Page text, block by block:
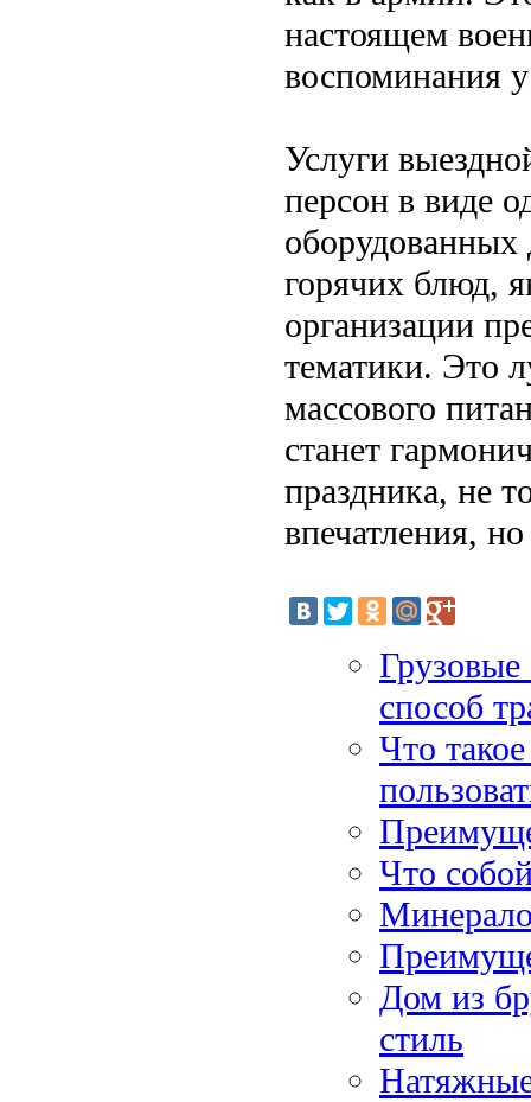
настоящем
воспоминания
Услуги
персон в виде
оборудованных
горячих блюд,
организации
тематики. Это
массового
станет
праздника, не
впечатления,
способ
Что
Что
Дом из
стиль
Натяжные